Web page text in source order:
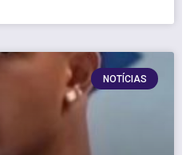
NOTÍCIAS